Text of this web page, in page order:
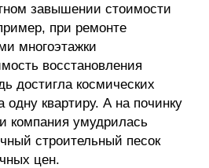
завышении стоимости
при ремонте
многоэтажки
восстановления
достигла космических
одну квартиру. А на починку
компания умудрилась
строительный песок
цен.